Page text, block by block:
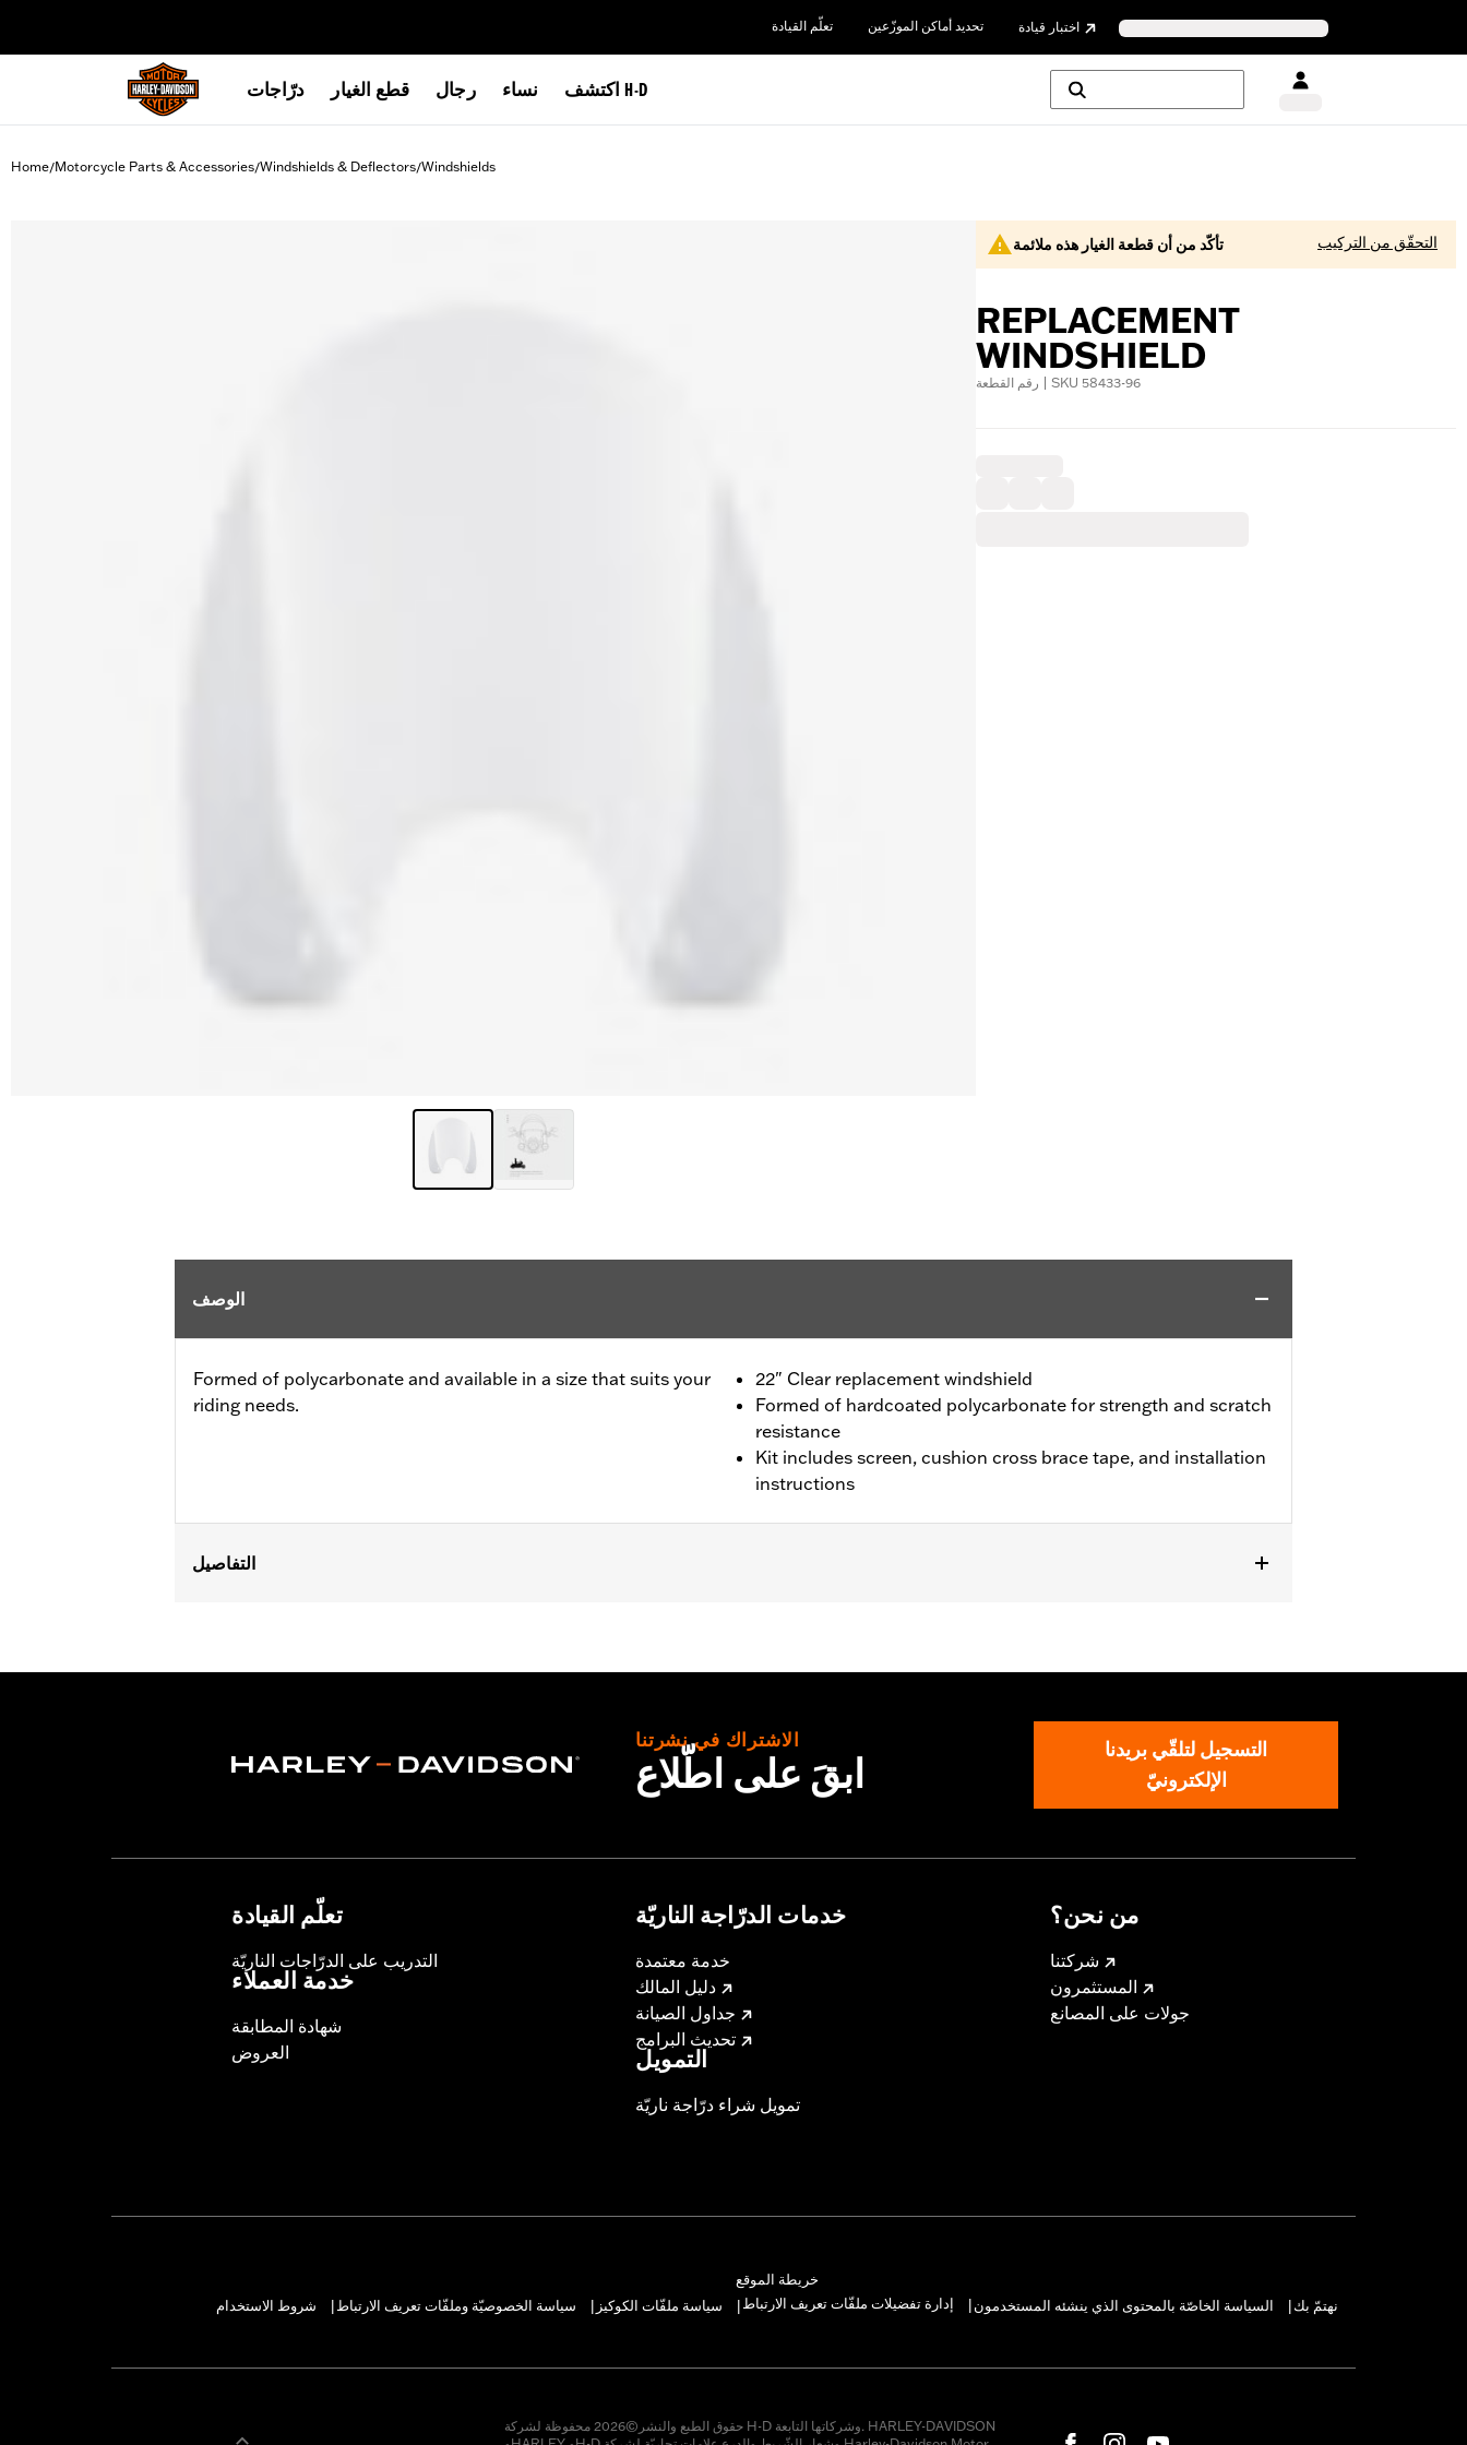
تعلّم القيادة تحديد أماكن الموزّعين اختبار قيادة
درّاجات قطع الغيار رجال نساء اكتشف H-D
Home/Motorcycle Parts & Accessories/Windshields & Deflectors/Windshields
تأكّد من أن قطعة الغيار هذه ملائمة التحقّق من التركيب
REPLACEMENT
WINDSHIELD
رقم القطعة | SKU 58433-96
الوصف
Formed of polycarbonate and available in a size that suits your
riding needs.
22" Clear replacement windshield
Formed of hardcoated polycarbonate for strength and scratch
resistance
Kit includes screen, cushion cross brace tape, and installation
instructions
التفاصيل
Sold In Units:Each
Material Width UOM: Inches
WARRANTY:1 year limited warranty – Go to www.h-d.com/warranty for full details
الاشتراك في نشرتنا
ابقَ على اطّلاع
التسجيل لتلقّي بريدنا
الإلكترونيّ
تعلّم القيادة
التدريب على الدرّاجات الناريّة
خدمة العملاء
شهادة المطابقة
العروض
خدمات الدرّاجة الناريّة
خدمة معتمدة
دليل المالك
جداول الصيانة
تحديث البرامج
التمويل
تمويل شراء درّاجة ناريّة
من نحن؟
شركتنا
المستثمرون
جولات على المصانع
خريطة الموقع
شروط الاستخدام
سياسة الخصوصيّة وملفّات تعريف الارتباط سياسة ملفّات الكوكيز إدارة تفضيلات ملفّات تعريف الارتباط السياسة الخاصّة بالمحتوى الذي ينشئه المستخدمون نهتمّ بك
حقوق الطبع والنشر©2026 محفوظة لشركة H-D وشركاتها التابعة. HARLEY-DAVIDSON